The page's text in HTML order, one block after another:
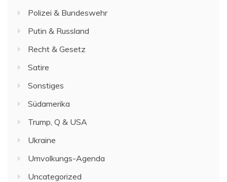
Polizei & Bundeswehr
Putin & Russland
Recht & Gesetz
Satire
Sonstiges
Südamerika
Trump, Q & USA
Ukraine
Umvolkungs-Agenda
Uncategorized